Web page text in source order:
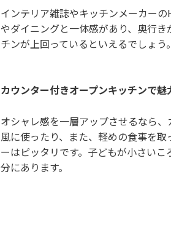
インテリア雑誌やキッチンメーカー
やダイニングと一体感があり、奥行
チンが上回っているといえるでしょう。
カウンター付きオープンキッチンで魅
オシャレ感を一層アップさせるなら
風に使ったり、また、軽めの食事を
ーはピッタリです。子どもが小さい
分にあります。